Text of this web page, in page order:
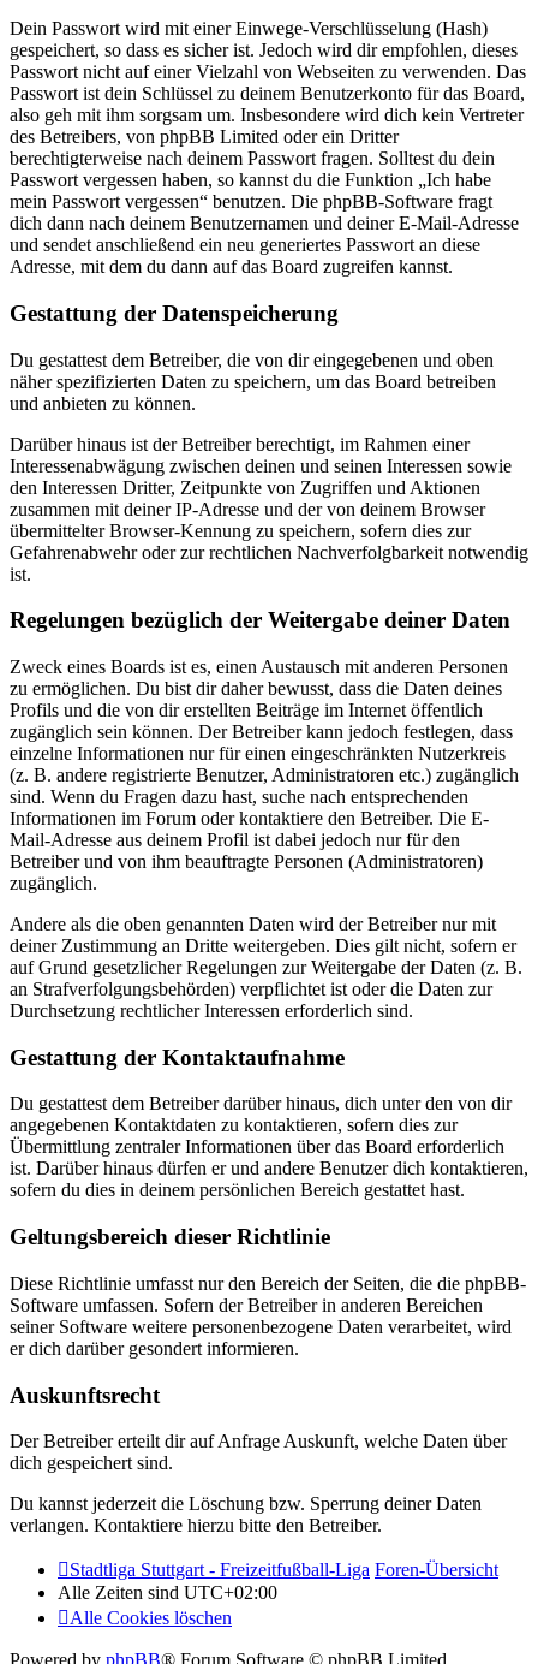
Dein Passwort wird mit einer Einwege-Verschlüsselung (Hash)
gespeichert, so dass es sicher ist. Jedoch wird dir empfohlen, dieses
Passwort nicht auf einer Vielzahl von Webseiten zu verwenden. Das
Passwort ist dein Schlüssel zu deinem Benutzerkonto für das Board,
also geh mit ihm sorgsam um. Insbesondere wird dich kein Vertreter
des Betreibers, von phpBB Limited oder ein Dritter
berechtigterweise nach deinem Passwort fragen. Solltest du dein
Passwort vergessen haben, so kannst du die Funktion „Ich habe
mein Passwort vergessen“ benutzen. Die phpBB-Software fragt
dich dann nach deinem Benutzernamen und deiner E-Mail-Adresse
und sendet anschließend ein neu generiertes Passwort an diese
Adresse, mit dem du dann auf das Board zugreifen kannst.
Gestattung der Datenspeicherung
Du gestattest dem Betreiber, die von dir eingegebenen und oben
näher spezifizierten Daten zu speichern, um das Board betreiben
und anbieten zu können.
Darüber hinaus ist der Betreiber berechtigt, im Rahmen einer
Interessenabwägung zwischen deinen und seinen Interessen sowie
den Interessen Dritter, Zeitpunkte von Zugriffen und Aktionen
zusammen mit deiner IP-Adresse und der von deinem Browser
übermittelter Browser-Kennung zu speichern, sofern dies zur
Gefahrenabwehr oder zur rechtlichen Nachverfolgbarkeit notwendig
ist.
Regelungen bezüglich der Weitergabe deiner Daten
Zweck eines Boards ist es, einen Austausch mit anderen Personen
zu ermöglichen. Du bist dir daher bewusst, dass die Daten deines
Profils und die von dir erstellten Beiträge im Internet öffentlich
zugänglich sein können. Der Betreiber kann jedoch festlegen, dass
einzelne Informationen nur für einen eingeschränkten Nutzerkreis
(z. B. andere registrierte Benutzer, Administratoren etc.) zugänglich
sind. Wenn du Fragen dazu hast, suche nach entsprechenden
Informationen im Forum oder kontaktiere den Betreiber. Die E-
Mail-Adresse aus deinem Profil ist dabei jedoch nur für den
Betreiber und von ihm beauftragte Personen (Administratoren)
zugänglich.
Andere als die oben genannten Daten wird der Betreiber nur mit
deiner Zustimmung an Dritte weitergeben. Dies gilt nicht, sofern er
auf Grund gesetzlicher Regelungen zur Weitergabe der Daten (z. B.
an Strafverfolgungsbehörden) verpflichtet ist oder die Daten zur
Durchsetzung rechtlicher Interessen erforderlich sind.
Gestattung der Kontaktaufnahme
Du gestattest dem Betreiber darüber hinaus, dich unter den von dir
angegebenen Kontaktdaten zu kontaktieren, sofern dies zur
Übermittlung zentraler Informationen über das Board erforderlich
ist. Darüber hinaus dürfen er und andere Benutzer dich kontaktieren,
sofern du dies in deinem persönlichen Bereich gestattet hast.
Geltungsbereich dieser Richtlinie
Diese Richtlinie umfasst nur den Bereich der Seiten, die die phpBB-
Software umfassen. Sofern der Betreiber in anderen Bereichen
seiner Software weitere personenbezogene Daten verarbeitet, wird
er dich darüber gesondert informieren.
Auskunftsrecht
Der Betreiber erteilt dir auf Anfrage Auskunft, welche Daten über
dich gespeichert sind.
Du kannst jederzeit die Löschung bzw. Sperrung deiner Daten
verlangen. Kontaktiere hierzu bitte den Betreiber.
Stadtliga Stuttgart - Freizeitfußball-Liga Foren-Übersicht
Alle Zeiten sind UTC+02:00
Alle Cookies löschen